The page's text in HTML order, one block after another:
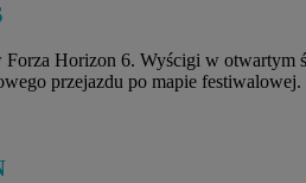
Horizon 6. Wyścigi w otwartym
przejazdu po mapie festiwalowej.